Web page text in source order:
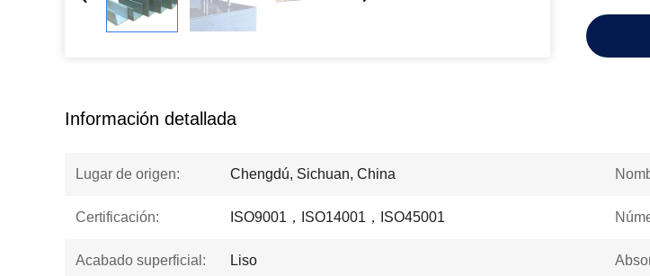
Información detallada
Lugar de origen: Chengdú, Sichuan, China
Certificación: ISO9001，ISO14001，ISO45001
Acabado superficial: Liso